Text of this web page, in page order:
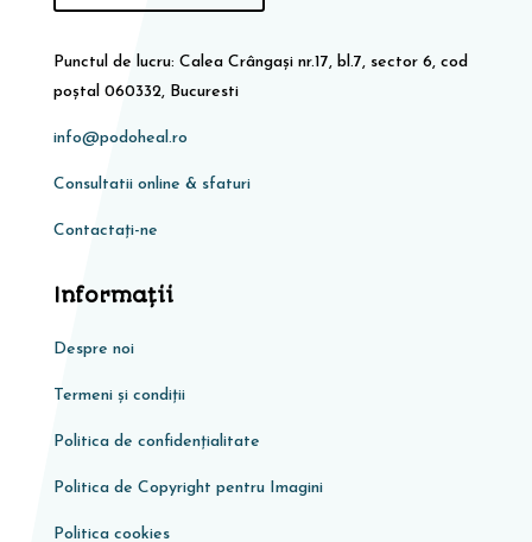
Punctul de lucru: Calea Crângași nr.17, bl.7, sector 6, cod
poștal 060332, Bucuresti
info@podoheal.ro
Consultatii online & sfaturi
Contactați-ne
Informaţii
Despre noi
Termeni și condiții
Politica de confidențialitate
Politica de Copyright pentru Imagini
Politica cookies